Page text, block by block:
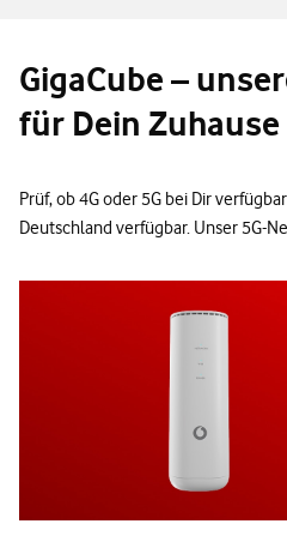
GigaCube –
für Dein Zuhause
Prüf, ob 4G oder 5G bei Dir
Deutschland verfügbar. Unser 5G-